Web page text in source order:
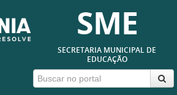
SME
SECRETARIA MUNICIPAL DE
EDUCAÇÃO